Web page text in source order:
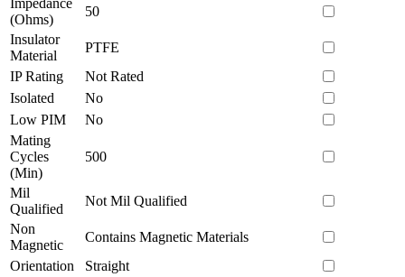
(Ohms)
50
Insulator
Material
PTFE
IP Rating
Not Rated
Isolated
No
Low PIM
No
Mating
Cycles
(Min)
500
Mil
Qualified
Not Mil Qualified
Non
Magnetic
Contains Magnetic Materials
Orientation
Straight